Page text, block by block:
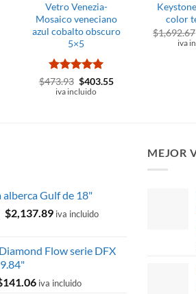
Vetro Venezia-
Mosaico veneciano
azul cobalto obscuro
5×5
Valorado
con5de 5
$473.93 El
precio
$403.55El
iva incluido
color
$1,692.67
iva
Gulf de 18"
El
era:
$2,558.96.
$2,137.89El
es:
iva incluido
Flow serie DFX
141.06Eliva incluido
MEJOR